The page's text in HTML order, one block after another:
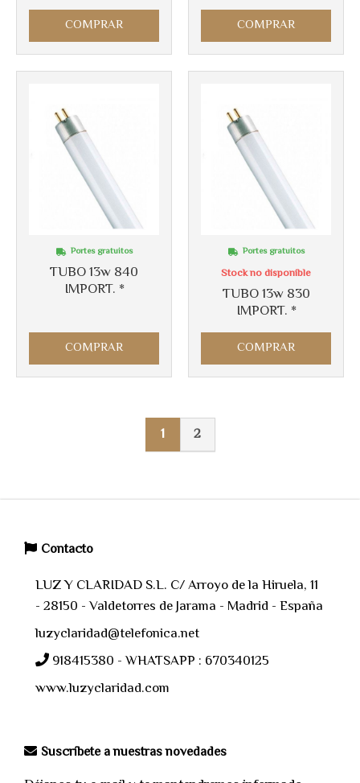
COMPRAR COMPRAR
TUBO 13w 840
IMPORT. *
Portes gratuitos
COMPRAR
TUBO 13w 830
IMPORT. *
Portes gratuitos
Stock no disponible
COMPRAR
1 2
Contacto
LUZ Y CLARIDAD S.L. C/ Arroyo de la Hiruela, 11
- 28150 - Valdetorres de Jarama - Madrid - España
luzyclaridad@telefonica.net
918415380 - WHATSAPP : 670340125
www.luzyclaridad.com
Suscríbete a nuestras novedades